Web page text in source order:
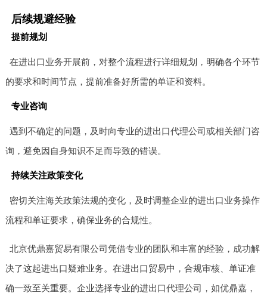
后续规避经验
提前规划
在进出口业务开展前，对整个流程进行详细规划，明确各个环节
的要求和时间节点，提前准备好所需的单证和资料。
专业咨询
遇到不确定的问题，及时向专业的进出口代理公司或相关部门咨
询，避免因自身知识不足而导致的错误。
持续关注政策变化
密切关注海关政策法规的变化，及时调整企业的进出口业务操作
流程和单证要求，确保业务的合规性。
北京优鼎嘉贸易有限公司凭借专业的团队和丰富的经验，成功解
决了这起进出口疑难业务。在进出口贸易中，合规审核、单证准
确一致至关重要。企业选择专业的进出口代理公司，如优鼎嘉，